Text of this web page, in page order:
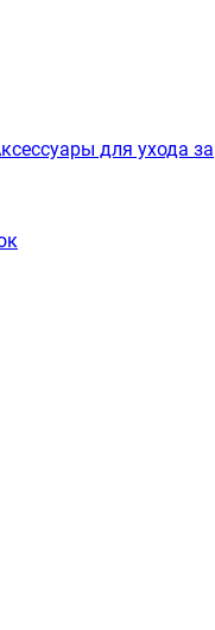
для ухода за